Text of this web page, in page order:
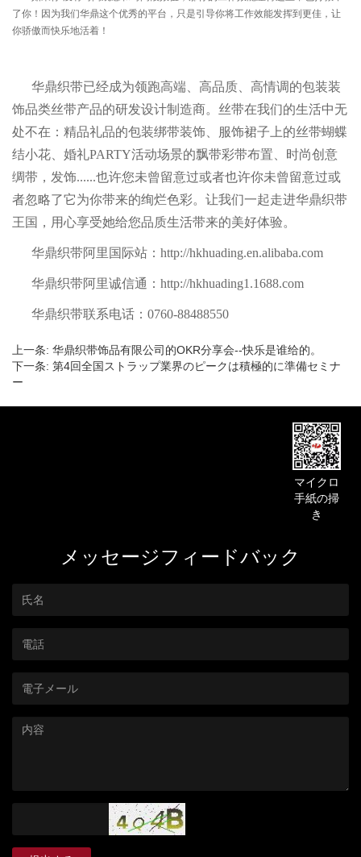
了你！因为我们华鼎这个优秀的平台，只是引导你将工作效能发挥到更佳，让
你骄傲而快乐地活着！
华鼎织带已经成为领跑高端、高品质、高情调的包装装
饰品类丝带产品的研发设计制造商。丝带在我们的生活中无
处不在：精品礼品的包装绑带装饰、服饰裙子上的丝带蝴蝶
结小花、婚礼PARTY活动场景的飘带彩带布置、时尚创意
绸带，发饰......也许您未曾留意过或者也许你未曾留意过或
者忽略了它为你带来的绚烂色彩。让我们一起走进华鼎织带
王国，用心享受她给您品质生活带来的美好体验。
华鼎织带阿里国际站：http://hkhuading.en.alibaba.com
华鼎织带阿里诚信通：http://hkhuading1.1688.com
华鼎织带联系电话：0760-88488550
上一条: 华鼎织带饰品有限公司的OKR分享会--快乐是谁给的。
下一条: 第4回全国ストラップ業界のピークは積極的に準備セミナ
ー
マイクロ
手紙の掃
き
メッセージフィードバック